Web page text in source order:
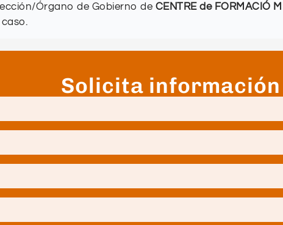
Órgano de Gobierno de CENTRE de FORMACIÓ
Solicita información